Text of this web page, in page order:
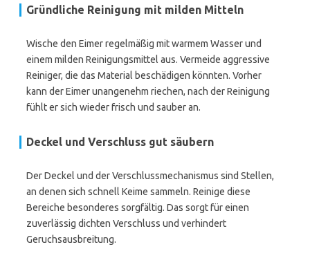
Gründliche Reinigung mit milden Mitteln
Wische den Eimer regelmäßig mit warmem Wasser und
einem milden Reinigungsmittel aus. Vermeide aggressive
Reiniger, die das Material beschädigen könnten. Vorher
kann der Eimer unangenehm riechen, nach der Reinigung
fühlt er sich wieder frisch und sauber an.
Deckel und Verschluss gut säubern
Der Deckel und der Verschlussmechanismus sind Stellen,
an denen sich schnell Keime sammeln. Reinige diese
Bereiche besonderes sorgfältig. Das sorgt für einen
zuverlässig dichten Verschluss und verhindert
Geruchsausbreitung.